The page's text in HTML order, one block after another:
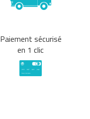
Paiement sécurisé
en 1 clic